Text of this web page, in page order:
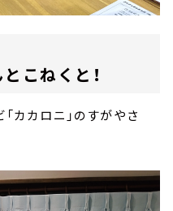
こねくと！
カカロニ」のすがやさ